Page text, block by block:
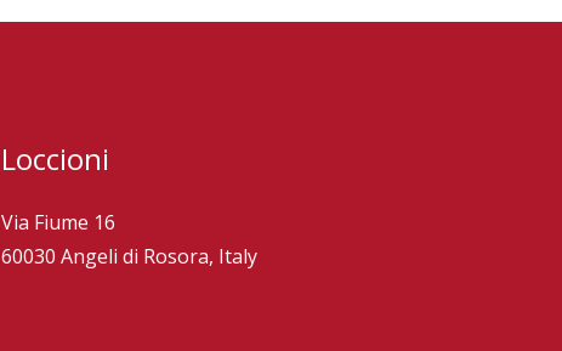
Loccioni
Via Fiume 16
60030 Angeli di Rosora, Italy